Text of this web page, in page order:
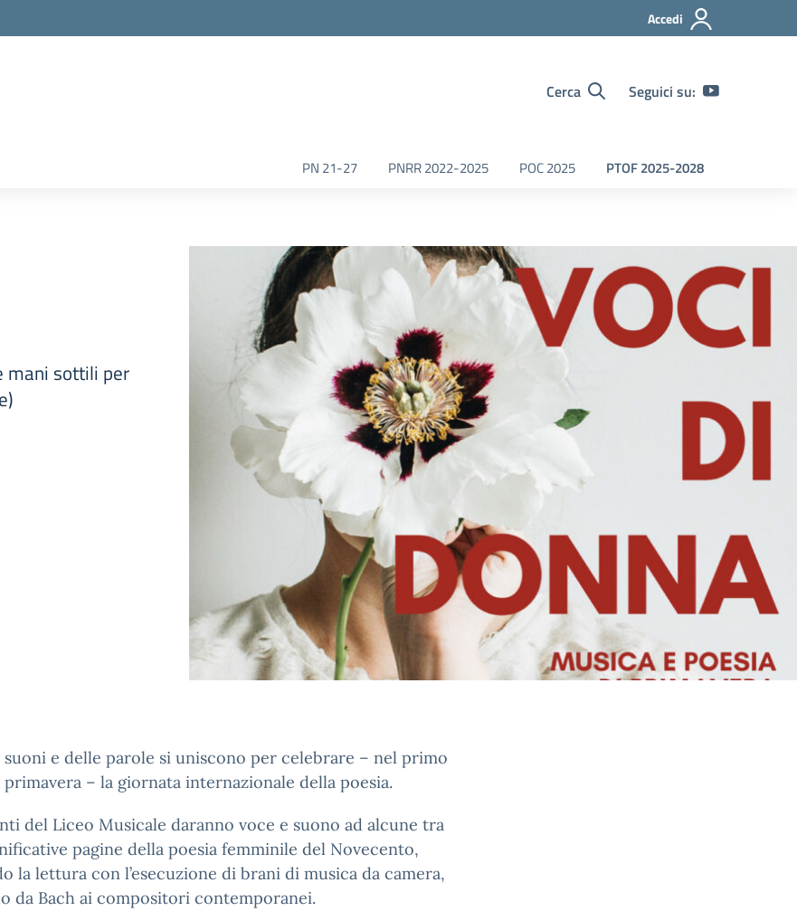
Accedi
Cerca Seguici su:
PN 21-27 PNRR 2022-2025 POC 2025 PTOF 2025-2028
mani sottili per
suoni e delle parole si uniscono per celebrare – nel primo
– la giornata internazionale della poesia.
del Liceo Musicale daranno voce e suono ad alcune tra
pagine della poesia femminile del Novecento,
la lettura con l’esecuzione di brani di musica da camera,
da Bach ai compositori contemporanei.